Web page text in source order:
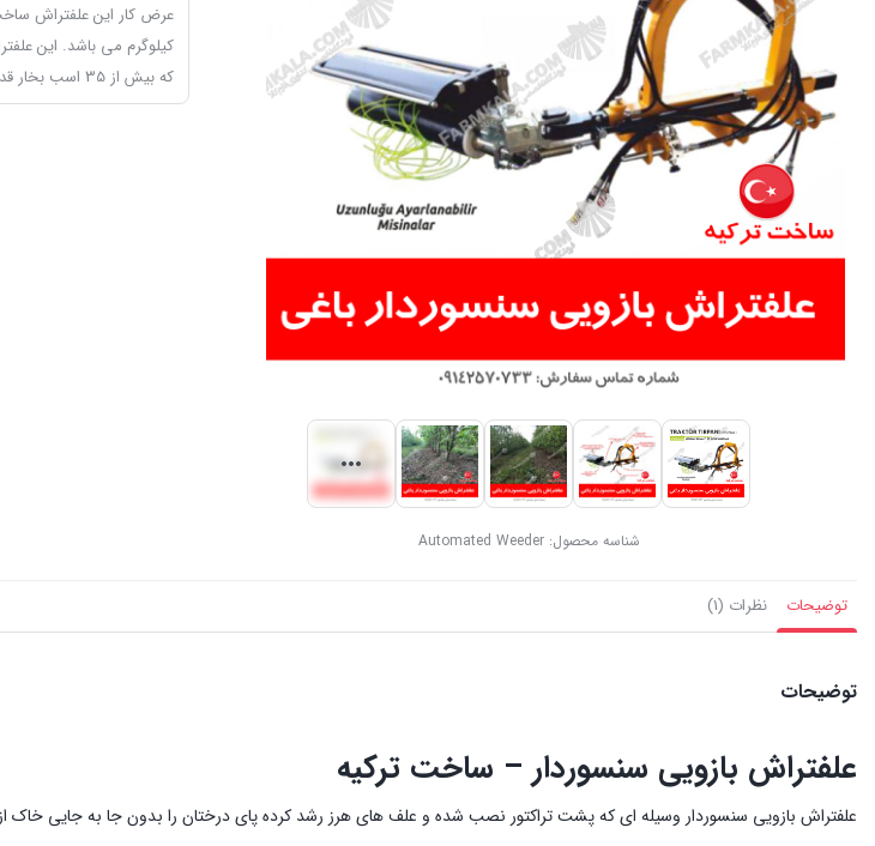
شناسه محصول:Automated Weeder
کیلوگرم می باشد. این
که بیش از 35 اسب بخار قدرت دارند نصب نمود.
توضیحات نظرات (1)
توضیحات
علفتراش بازویی سنسوردار – ساخت ترکیه
علفتراش بازویی سنسوردار وسیله ای که پشت تراکتور نصب شده و علف های هرز رشد کرده پای درختان را بدون جا به جایی خاک